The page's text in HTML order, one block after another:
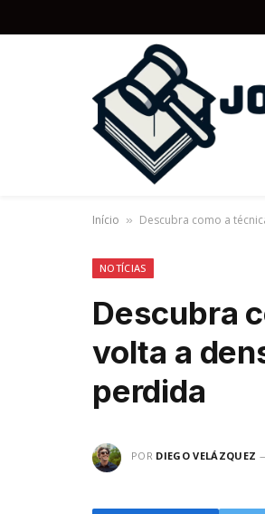
Início » Descubra como a
NOTÍCIAS
Descubra
volta a
perdida
POR DIEGO VELÁZQUEZ